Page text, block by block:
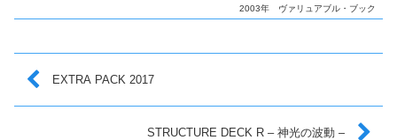
2003年
ヴァリュアブル・ブック
EXTRA PACK 2017
STRUCTURE DECK R – 神光の波動 –